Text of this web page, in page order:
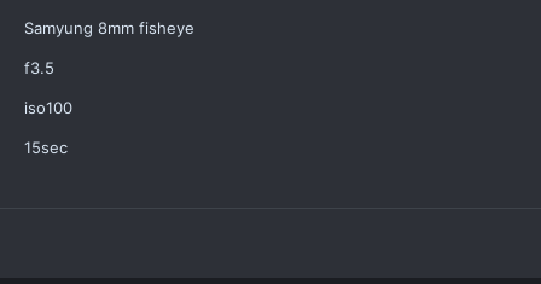
Samyung 8mm fisheye
f3.5
iso100
15sec